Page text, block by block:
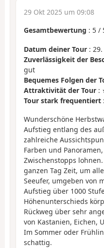
29 Okt 2025 um 09:08
Gesamtbewertung : 5 /
Datum deiner Tour :
Zuverlässigkeit der
gut
Bequemes Folgen der
Attraktivität der Tour :
Tour stark frequentiert
Wunderschöne
Aufstieg entlang des
zahlreiche
Farben und
Zwischenstopps
ganzen Tag Zeit, um
Seeufer, umgeben von
Aufstieg über 1000
Höhenunterschieds
Rückweg über sehr
von Kastanien, Eichen,
Im Sommer oder
schattig.